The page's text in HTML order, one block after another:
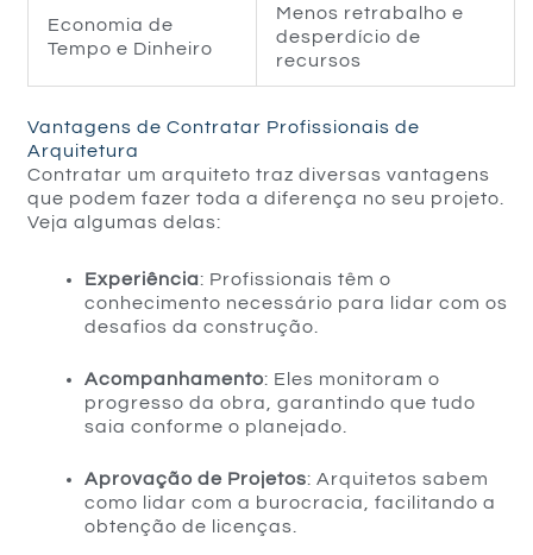
Economia de
Tempo e Dinheiro
Menos retrabalho e
desperdício de
recursos
Vantagens de Contratar Profissionais de
Arquitetura
Contratar um arquiteto traz diversas vantagens
que podem fazer toda a diferença no seu projeto.
Veja algumas delas:
Experiência: Profissionais têm o
conhecimento necessário para lidar com os
desafios da construção.
Acompanhamento: Eles monitoram o
progresso da obra, garantindo que tudo
saia conforme o planejado.
Aprovação de Projetos: Arquitetos sabem
como lidar com a burocracia, facilitando a
obtenção de licenças.